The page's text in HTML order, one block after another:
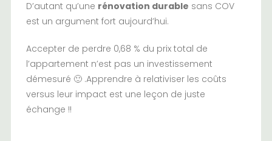
D’autant qu’une rénovation durable sans COV
est un argument fort aujourd’hui.
Accepter de perdre 0,68 % du prix total de
l’appartement n’est pas un investissement
démesuré 🙂 .Apprendre à relativiser les coûts
versus leur impact est une leçon de juste
échange !!